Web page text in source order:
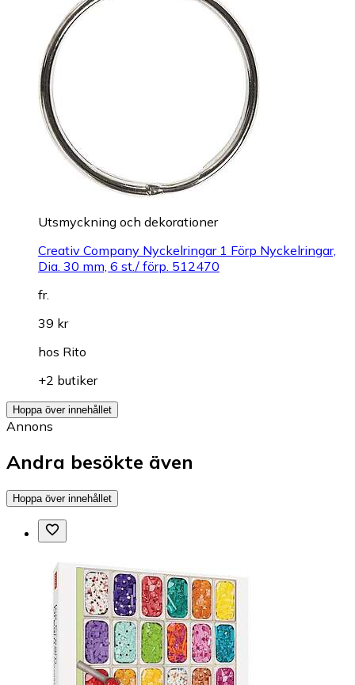
Utsmyckning och dekorationer
Creativ Company Nyckelringar 1 Förp Nyckelringar,
Dia. 30 mm, 6 st./ förp. 512470
fr.
39 kr
hos Rito
+2 butiker
Hoppa över innehållet
Annons
Andra besökte även
Hoppa över innehållet